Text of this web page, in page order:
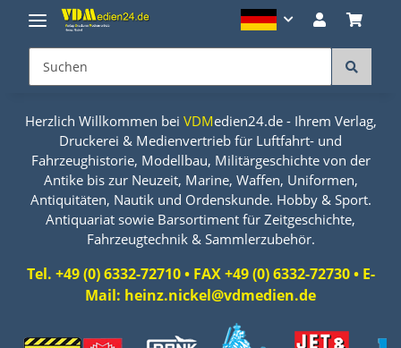
Herzlich Willkommen bei VDMedien24.de - Ihrem Verlag,
Druckerei & Medienvertrieb für Luftfahrt- und
Fahrzeughistorie, Modellbau, Militärgeschichte von der
Antike bis zur Neuzeit, Marine, Waffen, Uniformen,
Antiquitäten, Nautik und Ordenskunde. Hobby & Sport.
Antiquariat sowie Barsortiment für Zeitgeschichte,
Fahrzeugtechnik & Sammlerzubehör.
Tel. +49 (0) 6332-72710 • FAX +49 (0) 6332-72730 • E-
Mail: heinz.nickel@vdmedien.de